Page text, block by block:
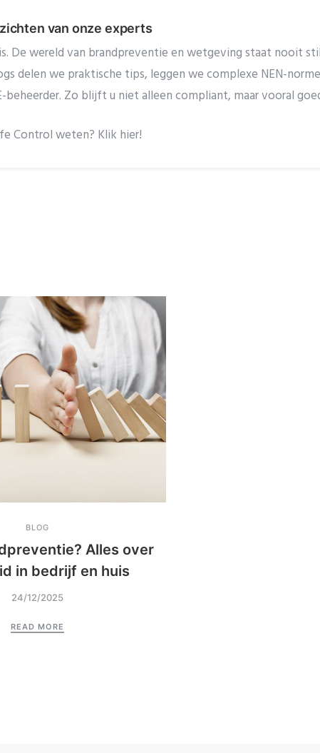
van onze experts
De wereld van brandpreventie en wetgeving staat nooit
delen we praktische tips, leggen we complexe NEN-
Zo blijft u niet alleen compliant, maar vooral
Control weten? Klik hier!
BLOG
Alles over
in bedrijf en huis
24/12/2025
READ MORE